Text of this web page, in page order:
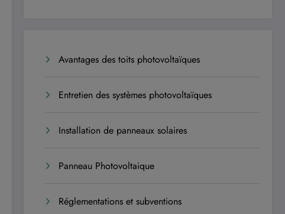
usagers et des agents
Avantages des toits photovoltaïques
Entretien des systèmes photovoltaïques
Installation de panneaux solaires
Panneau Photovoltaique
Réglementations et subventions